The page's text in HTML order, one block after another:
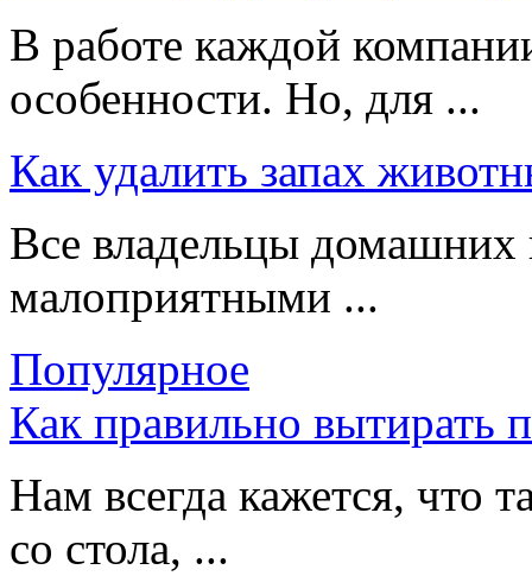
В работе каждой
особенности. Но, для ...
Как удалить запах
Все владельцы домашних
малоприятными ...
Популярное
Как правильно вытирать
Нам всегда кажется, что
со стола, ...